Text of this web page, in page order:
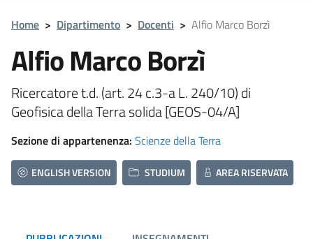
Home > Dipartimento > Docenti > Alfio Marco Borzì
Alfio Marco Borzì
Ricercatore t.d. (art. 24 c.3-a L. 240/10) di
Geofisica della Terra solida [GEOS-04/A]
Sezione di appartenenza: Scienze della Terra
ENGLISH VERSION STUDIUM AREA RISERVATA